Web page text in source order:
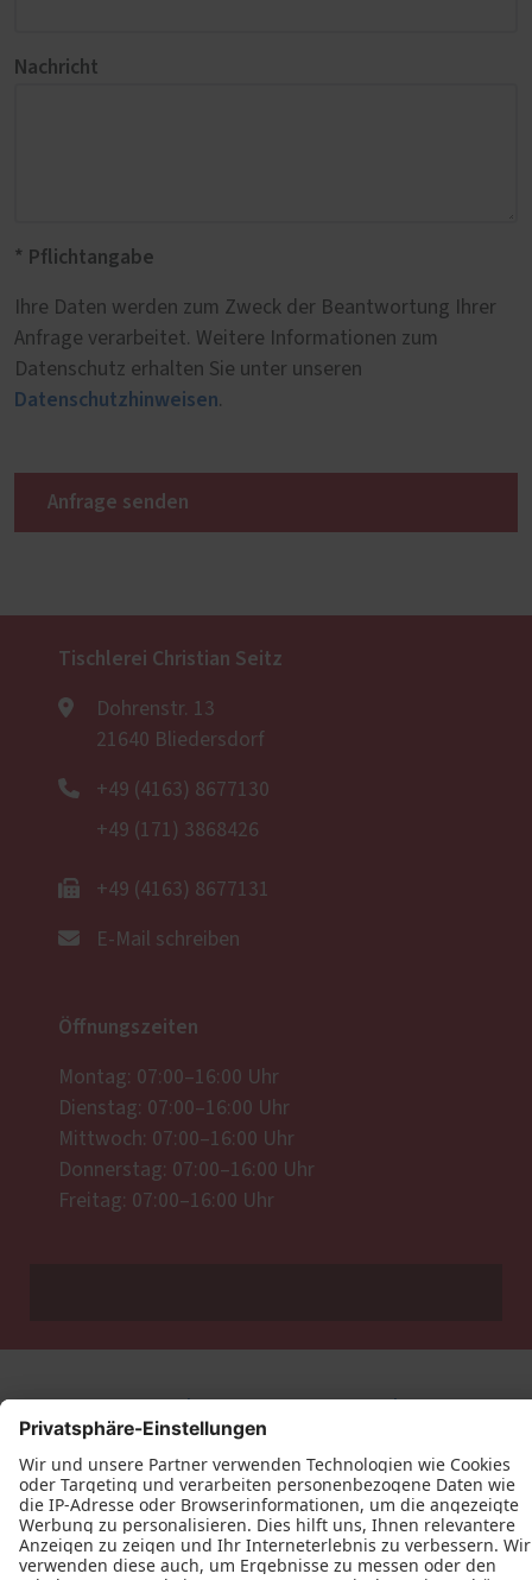
Nachricht
* Pflichtangabe
Ihre Daten werden zum Zweck der Beantwortung Ihrer
Anfrage verarbeitet. Weitere Informationen zum
Datenschutz erhalten Sie unter unseren
Datenschutzhinweisen.
Anfrage senden
Tischlerei Christian Seitz
Dohrenstr. 13
21640 Bliedersdorf
+49 (4163) 8677130
+49 (171) 3868426
+49 (4163) 8677131
E-Mail schreiben
Öffnungszeiten
Montag: 07:00–16:00 Uhr
Dienstag: 07:00–16:00 Uhr
Mittwoch: 07:00–16:00 Uhr
Donnerstag: 07:00–16:00 Uhr
Freitag: 07:00–16:00 Uhr
Datenschutz Impressum
Kontakt